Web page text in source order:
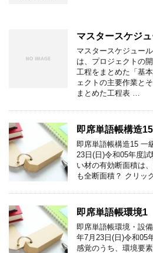
マスタースケジ
マスタースケジュー
は、プロジェクトの
工程をまとめた「基
ェクトの主要作業と
まとめた工程表 …
即席単語帳構造15
即席単語帳構造15 一
23日(日)令和05年度
い材の有効断面積は
も全断面積？ クリッ
即席単語帳環境1
即席単語帳環境・設
年7月23日(日)令和05
感覚のうち、環境要